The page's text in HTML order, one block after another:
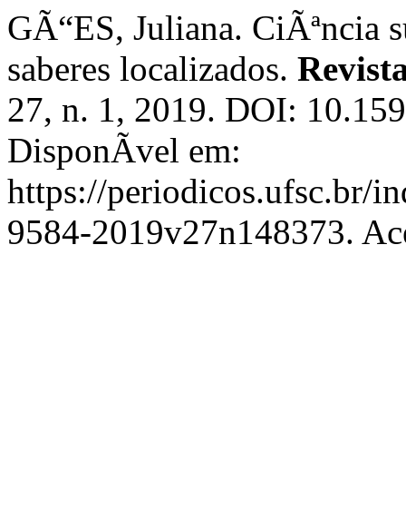
GÃ“ES, Juliana. CiÃªncia
saberes localizados.
27, n. 1, 2019. DOI:
DisponÃ­vel em:
https://periodicos.ufsc.br/
9584-2019v27n148373.